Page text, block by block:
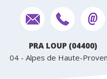
PRA LOUP (04400)
04 - Alpes de Haute-